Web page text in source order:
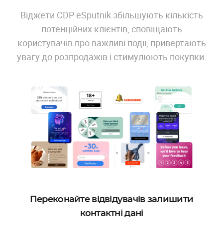
Віджети CDP eSputnik збільшують кількість
потенційних клієнтів, сповіщають
користувачів про важливі події, привертають
увагу до розпродажів і стимулюють покупки.
Переконайте відвідувачів залишити
контактні дані